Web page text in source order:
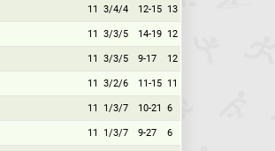
11 3/4/4 12-15 13
11 3/3/5 14-19 12
11 3/3/5 9-17 12
11 3/2/6 11-15 11
11 1/3/7 10-21 6
11 1/3/7 9-27 6